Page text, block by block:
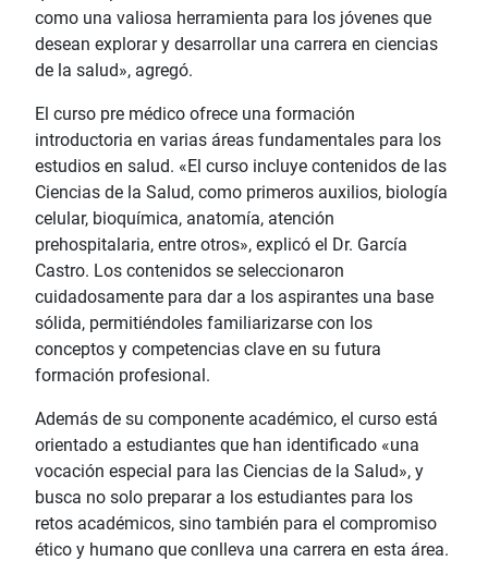
como una valiosa herramienta para los jóvenes que
desean explorar y desarrollar una carrera en ciencias
de la salud», agregó.
El curso pre médico ofrece una formación
introductoria en varias áreas fundamentales para los
estudios en salud. «El curso incluye contenidos de las
Ciencias de la Salud, como primeros auxilios, biología
celular, bioquímica, anatomía, atención
prehospitalaria, entre otros», explicó el Dr. García
Castro. Los contenidos se seleccionaron
cuidadosamente para dar a los aspirantes una base
sólida, permitiéndoles familiarizarse con los
conceptos y competencias clave en su futura
formación profesional.
Además de su componente académico, el curso está
orientado a estudiantes que han identificado «una
vocación especial para las Ciencias de la Salud», y
busca no solo preparar a los estudiantes para los
retos académicos, sino también para el compromiso
ético y humano que conlleva una carrera en esta área.